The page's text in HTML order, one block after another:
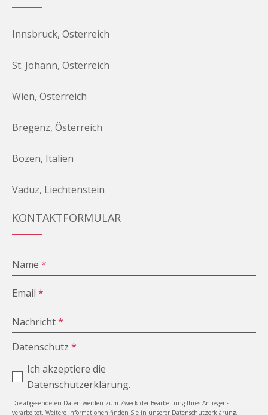
Innsbruck, Österreich
St. Johann, Österreich
Wien, Österreich
Bregenz, Österreich
Bozen, Italien
Vaduz, Liechtenstein
KONTAKTFORMULAR
Name*
Email*
Nachricht*
Datenschutz*
Ich akzeptiere die
Datenschutzerklärung.
Die abgesendeten Daten werden zum Zweck der Bearbeitung Ihres Anliegens
verarbeitet. Weitere Informationen finden Sie in unserer Datenschutzerklärung.